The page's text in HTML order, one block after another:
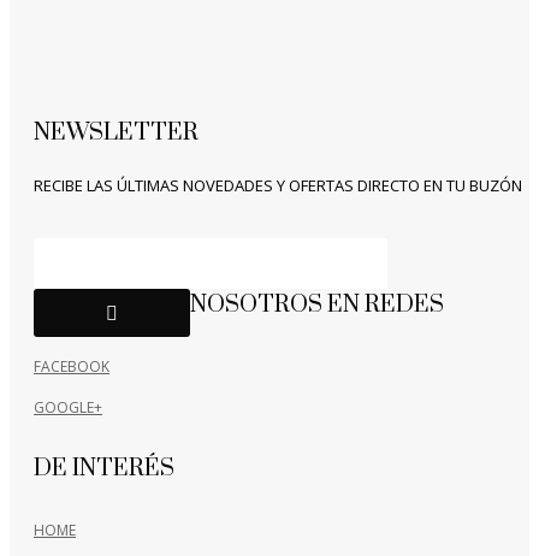
NEWSLETTER
RECIBE LAS ÚLTIMAS NOVEDADES Y OFERTAS DIRECTO EN TU BUZÓN
NOSOTROS EN REDES
FACEBOOK
GOOGLE+
DE INTERÉS
HOME